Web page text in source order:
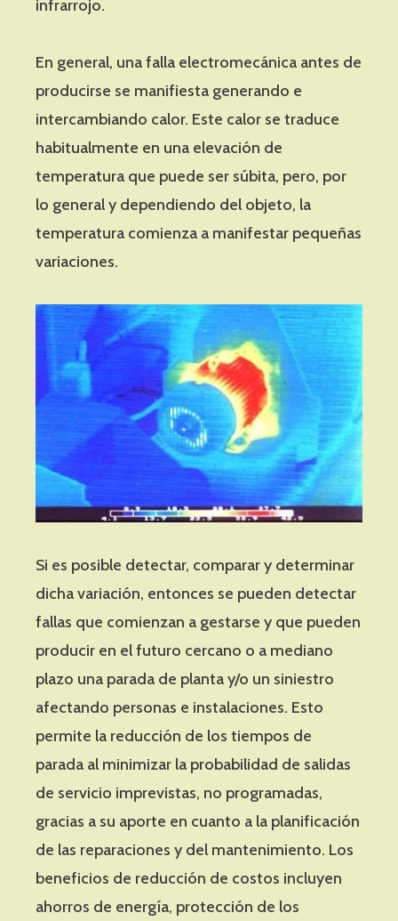
infrarrojo.
En general, una falla electromecánica antes de
producirse se manifiesta generando e
intercambiando calor. Este calor se traduce
habitualmente en una elevación de
temperatura que puede ser súbita, pero, por
lo general y dependiendo del objeto, la
temperatura comienza a manifestar pequeñas
variaciones.
Si es posible detectar, comparar y determinar
dicha variación, entonces se pueden detectar
fallas que comienzan a gestarse y que pueden
producir en el futuro cercano o a mediano
plazo una parada de planta y/o un siniestro
afectando personas e instalaciones. Esto
permite la reducción de los tiempos de
parada al minimizar la probabilidad de salidas
de servicio imprevistas, no programadas,
gracias a su aporte en cuanto a la planificación
de las reparaciones y del mantenimiento. Los
beneficios de reducción de costos incluyen
ahorros de energía, protección de los